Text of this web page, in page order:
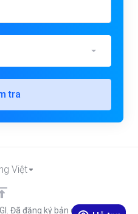
tra
Đã đăng ký bản quyền.
Việt